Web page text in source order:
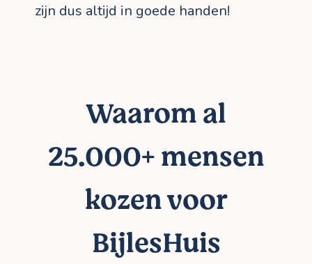
zijn dus altijd in goede handen!
Waarom al
25.000+ mensen
kozen voor
BijlesHuis